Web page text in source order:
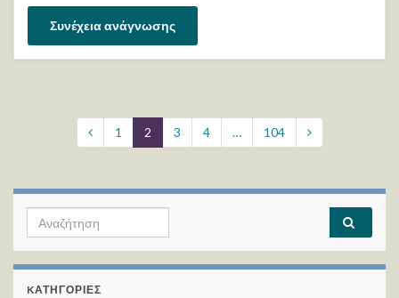
Συνέχεια ανάγνωσης
1 2 3 4 … 104
Search for:
KΑΤΗΓΟΡΊΕΣ